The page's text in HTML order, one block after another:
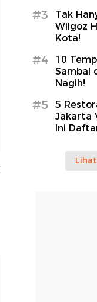
#3
Tak
Wilgoz
Kota!
#4
10
Sambal
Nagih!
#5
5
Jakarta
Ini